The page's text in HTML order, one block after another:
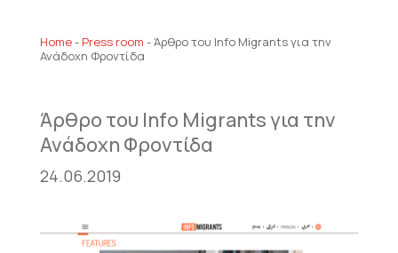
Home- Press room -Άρθρο του Info Migrants για την
Ανάδοχη Φροντίδα
Άρθρο του Info Migrants για την
Ανάδοχη Φροντίδα
24.06.2019